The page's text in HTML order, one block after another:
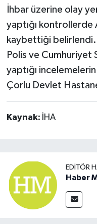
İhbar üzerine olay
yaptığı kontrollerde
kaybettiği belirlendi.
Polis ve Cumhuriyet
yaptığı
Çorlu Devlet
Kaynak: İHA
EDITÖR
Haber